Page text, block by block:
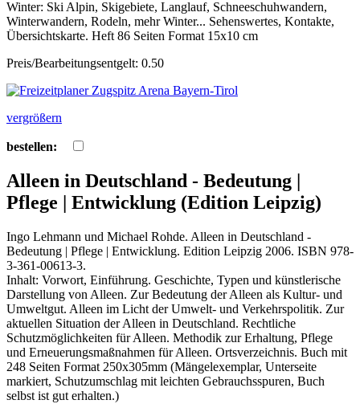
Winter: Ski Alpin, Skigebiete, Langlauf, Schneeschuhwandern,
Winterwandern, Rodeln, mehr Winter... Sehenswertes, Kontakte,
Übersichtskarte. Heft 86 Seiten Format 15x10 cm
Preis/Bearbeitungsentgelt: 0.50
vergrößern
bestellen:
Alleen in Deutschland - Bedeutung |
Pflege | Entwicklung (Edition Leipzig)
Ingo Lehmann und Michael Rohde. Alleen in Deutschland -
Bedeutung | Pflege | Entwicklung. Edition Leipzig 2006. ISBN 978-
3-361-00613-3.
Inhalt: Vorwort, Einführung. Geschichte, Typen und künstlerische
Darstellung von Alleen. Zur Bedeutung der Alleen als Kultur- und
Umweltgut. Alleen im Licht der Umwelt- und Verkehrspolitik. Zur
aktuellen Situation der Alleen in Deutschland. Rechtliche
Schutzmöglichkeiten für Alleen. Methodik zur Erhaltung, Pflege
und Erneuerungsmaßnahmen für Alleen. Ortsverzeichnis. Buch mit
248 Seiten Format 250x305mm (Mängelexemplar, Unterseite
markiert, Schutzumschlag mit leichten Gebrauchsspuren, Buch
selbst ist gut erhalten.)